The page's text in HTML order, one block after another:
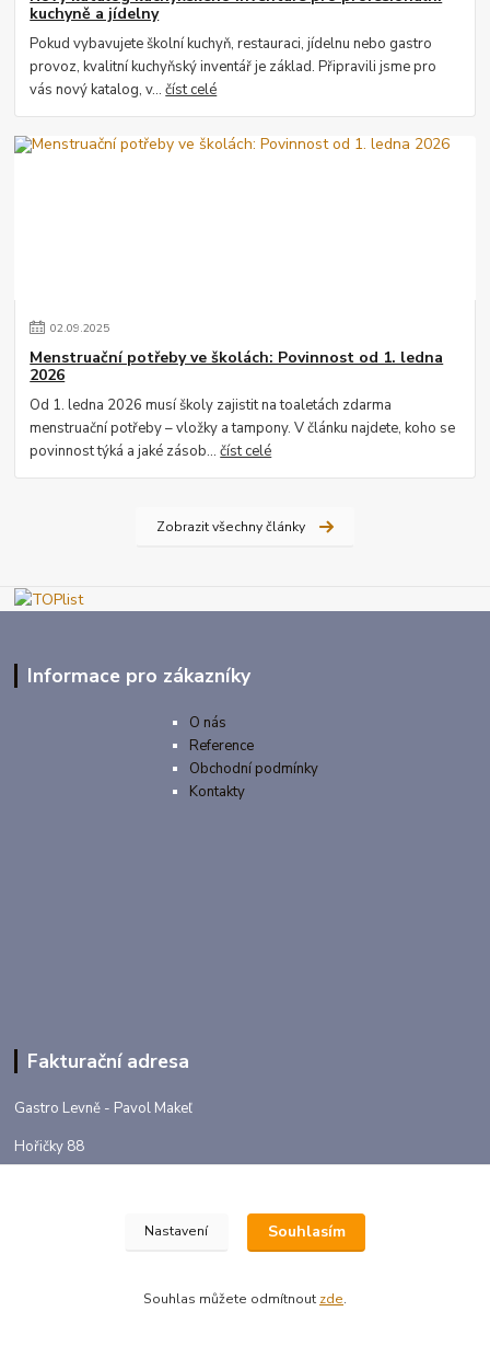
kuchyně a jídelny
Pokud vybavujete školní kuchyň, restauraci, jídelnu nebo gastro
provoz, kvalitní kuchyňský inventář je základ. Připravili jsme pro
vás nový katalog, v...číst celé
02.09.2025
Menstruační potřeby ve školách: Povinnost od 1. ledna
2026
Od 1. ledna 2026 musí školy zajistit na toaletách zdarma
menstruační potřeby – vložky a tampony. V článku najdete, koho se
povinnost týká a jaké zásob...číst celé
Zobrazit všechny články
Informace pro zákazníky
O nás
Reference
Obchodní podmínky
Kontakty
Fakturační adresa
Gastro Levně - Pavol Makeľ
Hořičky 88
Nastavení Souhlasím
Souhlas můžete odmítnout zde.